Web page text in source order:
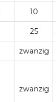
10
25
zwanzig
zwanzig